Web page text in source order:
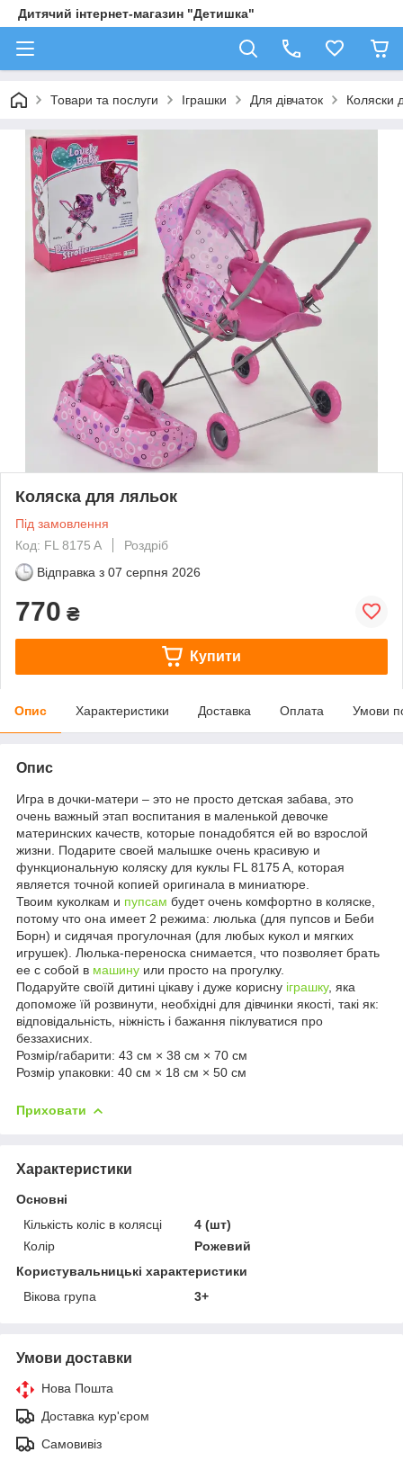
Дитячий інтернет-магазин "Детишка"
Товари та послуги Іграшки Для дівчаток Коляски
Коляска для ляльок
Під замовлення
Код: FL 8175 A
Роздріб
Відправка з 07 серпня 2026
770 ₴
Купити
Опис Характеристики Доставка Оплата Умови
Опис
Игра в дочки-матери – это не просто детская забава, это
очень важный этап воспитания в маленькой девочке
материнских качеств, которые понадобятся ей во взрослой
жизни. Подарите своей малышке очень красивую и
функциональную коляску для куклы FL 8175 A, которая
является точной копией оригинала в миниатюре.
Твоим куколкам и пупсам будет очень комфортно в коляске,
потому что она имеет 2 режима: люлька (для пупсов и Беби
Борн) и сидячая прогулочная (для любых кукол и мягких
игрушек). Люлька-переноска снимается, что позволяет брать
ее с собой в машину или просто на прогулку.
Подаруйте своїй дитині цікаву і дуже корисну іграшку, яка
допоможе їй розвинути, необхідні для дівчинки якості, такі як:
відповідальність, ніжність і бажання піклуватися про
беззахисних.
Розмір/габарити: 43 см × 38 см × 70 см
Розмір упаковки: 40 см × 18 см × 50 см
Приховати
Характеристики
Основні
Кількість коліс в колясці
4 (шт)
Колір
Рожевий
Користувальницькі характеристики
Вікова група
3+
Умови доставки
Нова Пошта
Доставка кур'єром
Самовивіз